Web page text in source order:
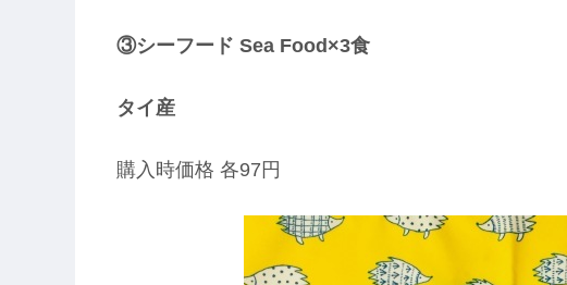
③シーフード Sea Food×3食
タイ産
購入時価格 各97円